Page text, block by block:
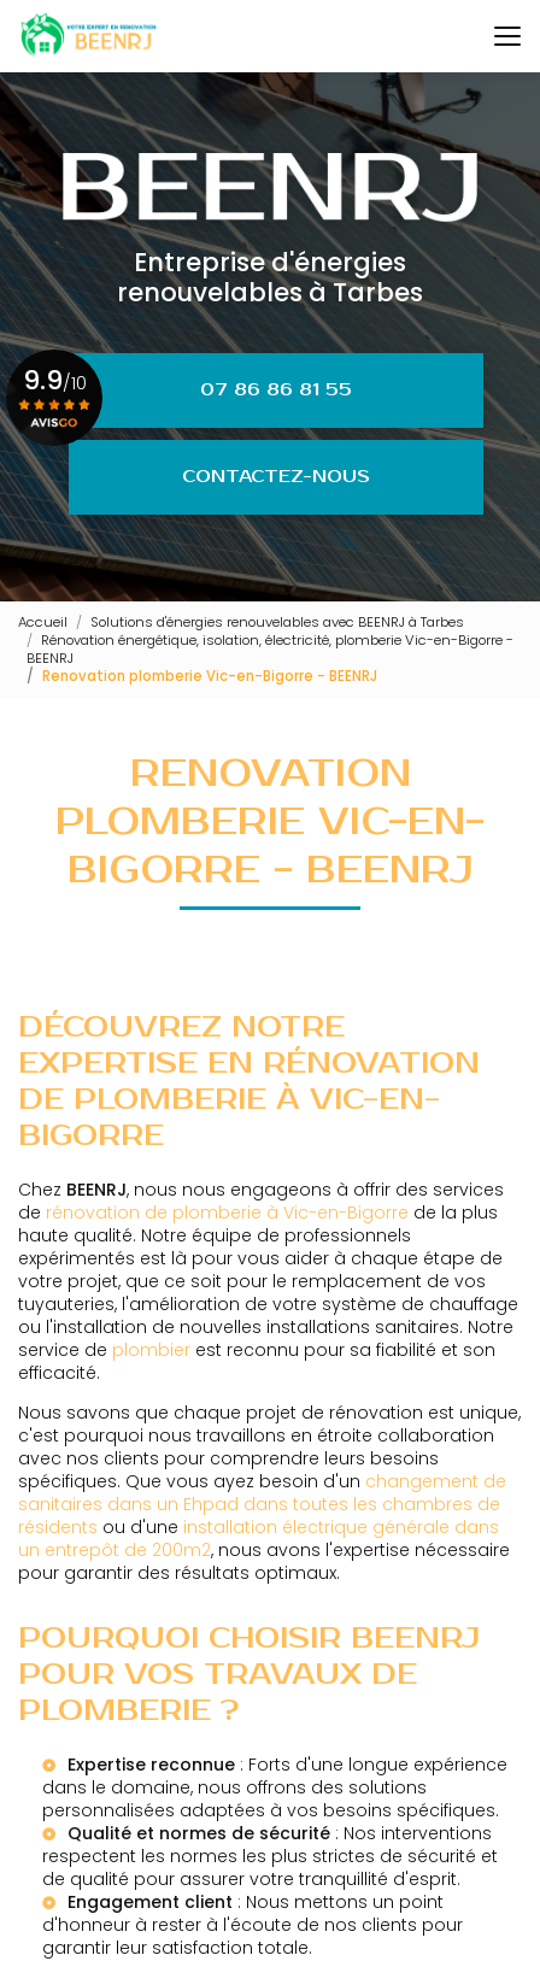
Aller
au
contenu
principal
Entreprise d'énergies
renouvelables à Tarbes
07 86 86 81 55
CONTACTEZ-NOUS
9.9/10
Voir le certificat
Accueil
Solutions d'énergies renouvelables avec BEENRJ à Tarbes
Rénovation énergétique, isolation, électricité, plomberie Vic-en-Bigorre -
BEENRJ
Renovation plomberie Vic-en-Bigorre - BEENRJ
RENOVATION
PLOMBERIE VIC-EN-
BIGORRE - BEENRJ
DÉCOUVREZ NOTRE
EXPERTISE EN RÉNOVATION
DE PLOMBERIE À VIC-EN-
BIGORRE
Chez BEENRJ, nous nous engageons à offrir des services
de rénovation de plomberie à Vic-en-Bigorre de la plus
haute qualité. Notre équipe de professionnels
expérimentés est là pour vous aider à chaque étape de
votre projet, que ce soit pour le remplacement de vos
tuyauteries, l'amélioration de votre système de chauffage
ou l'installation de nouvelles installations sanitaires. Notre
service de plombier est reconnu pour sa fiabilité et son
efficacité.
Nous savons que chaque projet de rénovation est unique,
c'est pourquoi nous travaillons en étroite collaboration
avec nos clients pour comprendre leurs besoins
spécifiques. Que vous ayez besoin d'un changement de
sanitaires dans un Ehpad dans toutes les chambres de
résidents ou d'une installation électrique générale dans
un entrepôt de 200m2, nous avons l'expertise nécessaire
pour garantir des résultats optimaux.
POURQUOI CHOISIR BEENRJ
POUR VOS TRAVAUX DE
PLOMBERIE ?
Expertise reconnue : Forts d'une longue expérience
dans le domaine, nous offrons des solutions
personnalisées adaptées à vos besoins spécifiques.
Qualité et normes de sécurité : Nos interventions
respectent les normes les plus strictes de sécurité et
de qualité pour assurer votre tranquillité d'esprit.
Engagement client : Nous mettons un point
d'honneur à rester à l'écoute de nos clients pour
garantir leur satisfaction totale.